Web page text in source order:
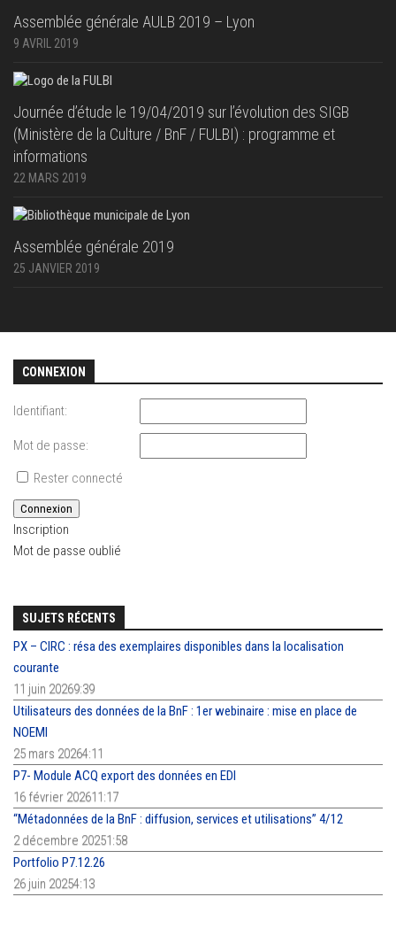
Assemblée générale AULB 2019 – Lyon
9 AVRIL 2019
Journée d’étude le 19/04/2019 sur l’évolution des SIGB
(Ministère de la Culture / BnF / FULBI) : programme et
informations
22 MARS 2019
Assemblée générale 2019
25 JANVIER 2019
CONNEXION
Identifiant:
Mot de passe:
Rester connecté
Connexion
Inscription
Mot de passe oublié
SUJETS RÉCENTS
PX – CIRC : résa des exemplaires disponibles dans la localisation
courante
11 juin 20269:39
Utilisateurs des données de la BnF : 1er webinaire : mise en place de
NOEMI
25 mars 20264:11
P7- Module ACQ export des données en EDI
16 février 202611:17
“Métadonnées de la BnF : diffusion, services et utilisations” 4/12
2 décembre 20251:58
Portfolio P7.12.26
26 juin 20254:13